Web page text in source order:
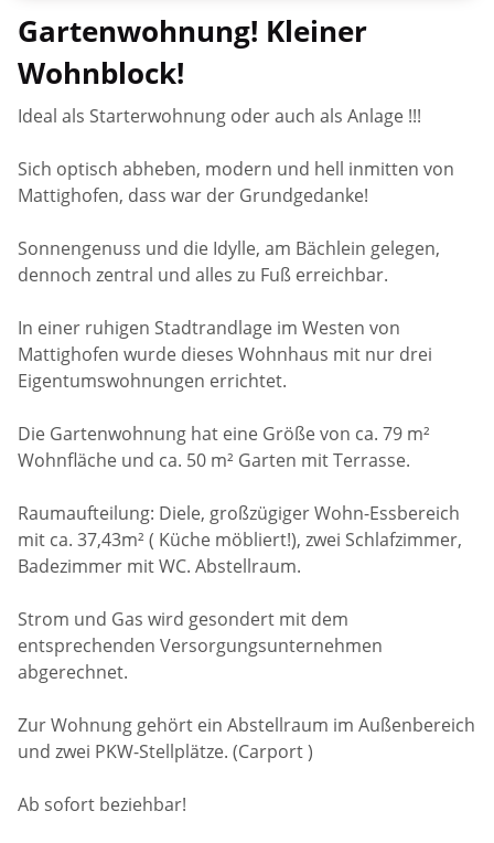
Gartenwohnung! Kleiner
Wohnblock!
Ideal als Starterwohnung oder auch als Anlage !!!
Sich optisch abheben, modern und hell inmitten von
Mattighofen, dass war der Grundgedanke!
Sonnengenuss und die Idylle, am Bächlein gelegen,
dennoch zentral und alles zu Fuß erreichbar.
In einer ruhigen Stadtrandlage im Westen von
Mattighofen wurde dieses Wohnhaus mit nur drei
Eigentumswohnungen errichtet.
Die Gartenwohnung hat eine Größe von ca. 79 m²
Wohnfläche und ca. 50 m² Garten mit Terrasse.
Raumaufteilung: Diele, großzügiger Wohn-Essbereich
mit ca. 37,43m² ( Küche möbliert!), zwei Schlafzimmer,
Badezimmer mit WC. Abstellraum.
Strom und Gas wird gesondert mit dem
entsprechenden Versorgungsunternehmen
abgerechnet.
Zur Wohnung gehört ein Abstellraum im Außenbereich
und zwei PKW-Stellplätze. (Carport )
Ab sofort beziehbar!